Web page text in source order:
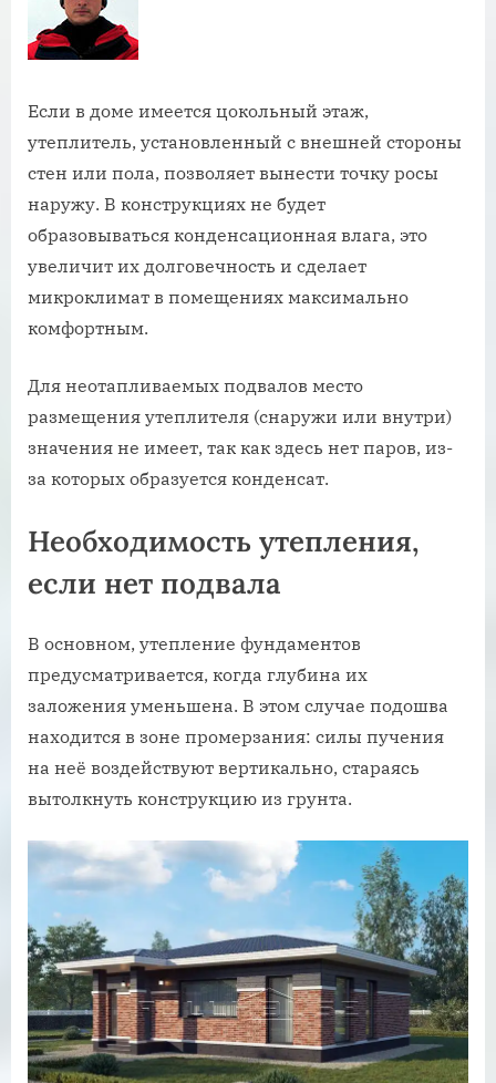
Если в доме имеется цокольный этаж,
утеплитель, установленный с внешней стороны
стен или пола, позволяет вынести точку росы
наружу. В конструкциях не будет
образовываться конденсационная влага, это
увеличит их долговечность и сделает
микроклимат в помещениях максимально
комфортным.
Для неотапливаемых подвалов место
размещения утеплителя (снаружи или внутри)
значения не имеет, так как здесь нет паров, из-
за которых образуется конденсат.
Необходимость утепления,
если нет подвала
В основном, утепление фундаментов
предусматривается, когда глубина их
заложения уменьшена. В этом случае подошва
находится в зоне промерзания: силы пучения
на неё воздействуют вертикально, стараясь
вытолкнуть конструкцию из грунта.